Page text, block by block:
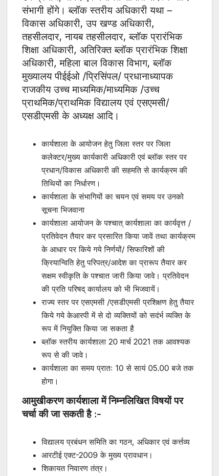
संभागी होंगे। ब्लॉक स्तरीय अधिकारी यथा –
विकास अधिकारी, उप खण्ड अधिकारी,
तहसीलदार, नायब तहसीलदार, ब्लॉक प्रारंभिक
शिक्षा अधिकारी, अतिरिक्त ब्लॉक प्रारंभिक शिक्षा
अधिकारी, महिला बाल विकास विभाग, ब्लॉक
मुख्यालय पीईईओ /प्रिसिंपल/ प्रधानाध्यापक
राजकीय उच्च माध्यमिक/माध्यमिक /उच्च
प्राथमिक/प्राथमिक विद्यालय एवं एसएमसी/
एसडीएमसी के अध्यक्ष आदि।
कार्यशाला के आयोजन हेतु जिला स्तर पर जिला
कलेक्टर/मुख्य कार्यकारी अधिकारी एवं ब्लॉक स्तर पर
प्रधान/विकास अधिकारी की सहमति से कार्यक्रम की
तिथियों का निर्धारण।
कार्यशाला के संभागियों का चयन एवं समय पर उनको
सूचना भिजवाना
कार्यशाला आयोजन के पश्चात् कार्यशाला का कार्यवृत्त /
प्रतिवेदन तैयार कर प्रसारित किया जावें तथा कार्यक्रम
के आधार पर किये गये निर्णयों/ सिफारिशों की
क्रियान्विति हेतु परिपत्र/आदेश का प्रारूप तैयार कर
सक्षम स्वीकृति के पश्चात जारी किया जावे। प्रतिवेदन
की प्रति परिषद् कार्यालय को भी भिजवायें।
राज्य स्तर पर एसएमसी /एसडीएमसी प्रशिक्षण हेतु तैयार
किये गये केआरपी में से दो व्यक्तियों को सदंर्भ व्यक्ति के
रूप में नियुक्ति किया जा सकता है
ब्लॉक स्तरीय कार्यशाला 20 मार्च 2021 तक आवश्यक
रूप से की जावे।
कार्यशाला का समय प्रातः 10 से सायं 05.00 बजे तक
होगा।
आमुखीकरण कार्यशाला में निम्नलिखित विषयों पर
चर्चा की जा सकती है :-
विद्यालय प्रबंधन समिति का गठन, अधिकार एवं कर्त्तव्य
आरटीई एक्ट-2009 के मुख्य प्रावधान।
शिकायत निवारण तंत्र।